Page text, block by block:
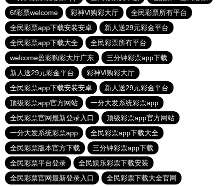
6f彩票welcome
彩神Vl购彩大厅
全民彩票所有平台
全民彩票app下载安装安卓
新人送29元彩金平台
全民彩票app下载大全
全民彩票所有平台
welcome盈彩购彩大厅广东
三分钟彩票app下载
新人送29元彩金平台
彩神Vl购彩大厅
全民彩票app下载安装安卓
新人送29元彩金平台
顶级彩票app官方网站
一分大发系统彩票app
全民彩票官网最新登录入口
顶级彩票app官方网站
一分大发系统彩票app
全民彩票app下载大全
全民彩票版本官方下载
三分钟彩票app下载
全民彩票平台登录
全民娱乐彩票下载安装
全民彩票官网最新登录入口
全民彩票下载大全官网